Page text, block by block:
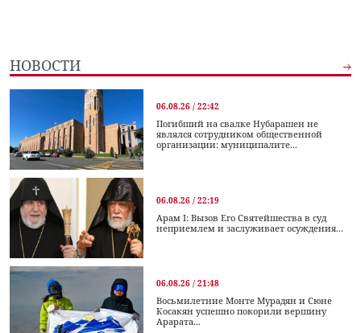
НОВОСТИ
06.08.26 / 22:42
Погибший на свалке Нубарашен не
являлся сотрудником общественной
организации: муниципалите...
06.08.26 / 22:19
Арам I: Вызов Его Святейшества в суд
неприемлем и заслуживает осуждения...
06.08.26 / 21:48
Восьмилетние Монте Мурадян и Сюне
Косакян успешно покорили вершину
Арарата...